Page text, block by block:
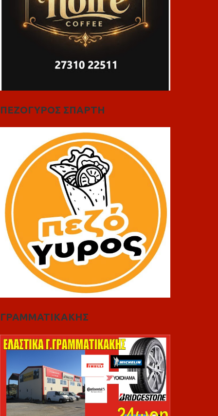
ΠΕΖΟΓΥΡΟΣ ΣΠΑΡΤΗ
ΓΡΑΜΜΑΤΙΚΑΚΗΣ